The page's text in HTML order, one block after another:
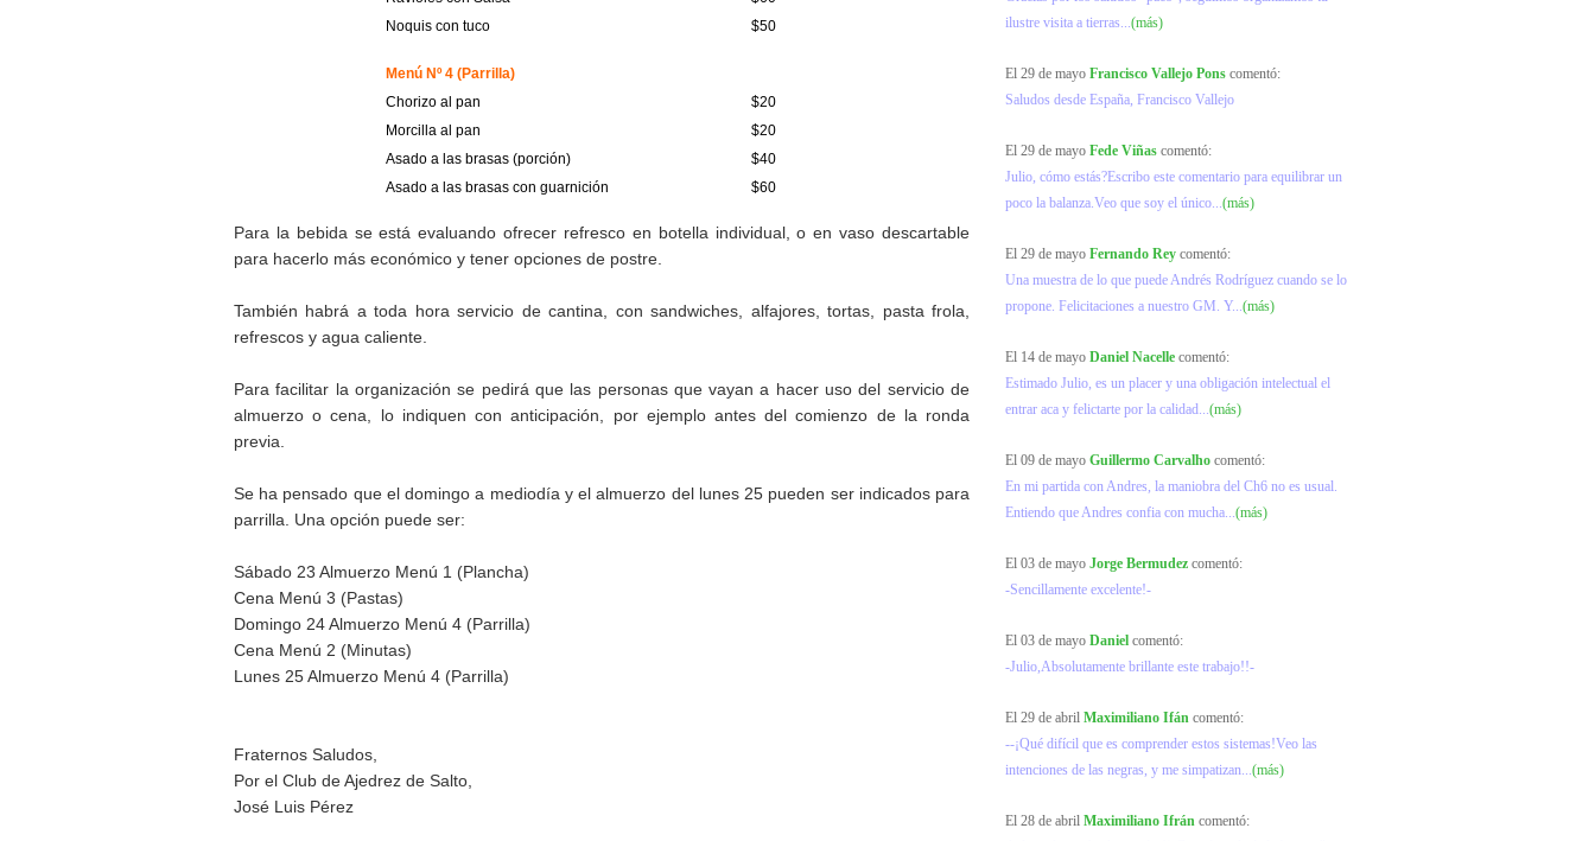
Noquis con tuco
$50
Menú Nº 4 (Parrilla)
Chorizo al pan
$20
Morcilla al pan
$20
Asado a las brasas (porción)
$40
Asado a las brasas con guarnición
$60
Para la bebida se está evaluando ofrecer refresco en botella individual, o en vaso descartable
para hacerlo más económico y tener opciones de postre.
También habrá a toda hora servicio de cantina, con sandwiches, alfajores, tortas, pasta frola,
refrescos y agua caliente.
Para facilitar la organización se pedirá que las personas que vayan a hacer uso del servicio de
almuerzo o cena, lo indiquen con anticipación, por ejemplo antes del comienzo de la ronda
previa.
Se ha pensado que el domingo a mediodía y el almuerzo del lunes 25 pueden ser indicados para
parrilla. Una opción puede ser:
Sábado 23 Almuerzo Menú 1 (Plancha)
Cena Menú 3 (Pastas)
Domingo 24 Almuerzo Menú 4 (Parrilla)
Cena Menú 2 (Minutas)
Lunes 25 Almuerzo Menú 4 (Parrilla)
Fraternos Saludos,
Por el Club de Ajedrez de Salto,
José Luis Pérez
ilustre visita a tierras...(más)
El 29 de mayo Francisco Vallejo Pons comentó:
Saludos desde España, Francisco Vallejo
El 29 de mayo Fede Viñas comentó:
Julio, cómo estás?Escribo este comentario para equilibrar un
poco la balanza.Veo que soy el único...(más)
El 29 de mayo Fernando Rey comentó:
Una muestra de lo que puede Andrés Rodríguez cuando se lo
propone. Felicitaciones a nuestro GM. Y...(más)
El 14 de mayo Daniel Nacelle comentó:
Estimado Julio, es un placer y una obligación intelectual el
entrar aca y felictarte por la calidad...(más)
El 09 de mayo Guillermo Carvalho comentó:
En mi partida con Andres, la maniobra del Ch6 no es usual.
Entiendo que Andres confia con mucha...(más)
El 03 de mayo Jorge Bermudez comentó:
-Sencillamente excelente!-
El 03 de mayo Daniel comentó:
-Julio,Absolutamente brillante este trabajo!!-
El 29 de abril Maximiliano Ifán comentó:
--¡Qué difícil que es comprender estos sistemas!Veo las
intenciones de las negras, y me simpatizan...(más)
El 28 de abril Maximiliano Ifrán comentó: